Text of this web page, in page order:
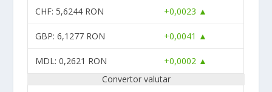
CHF: 5,6244 RON +0,0023 ▲
GBP: 6,1277 RON +0,0041 ▲
MDL: 0,2621 RON
+0,0002 ▲
Convertor valutar